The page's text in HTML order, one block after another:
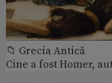
📁 Grecia Antică
Cine a fost Homer,